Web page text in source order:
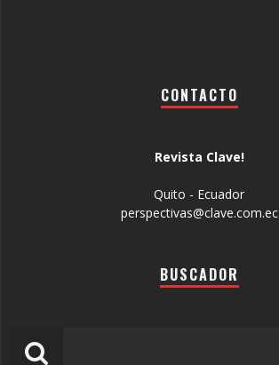
CONTACTO
Revista Clave!
Quito - Ecuador
perspectivas@clave.com.ec
BUSCADOR